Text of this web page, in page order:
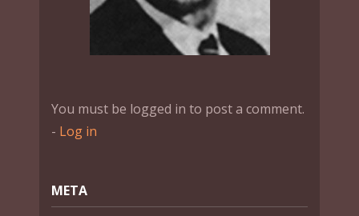
You must be logged in to post a comment.
- Log in
МЕТА